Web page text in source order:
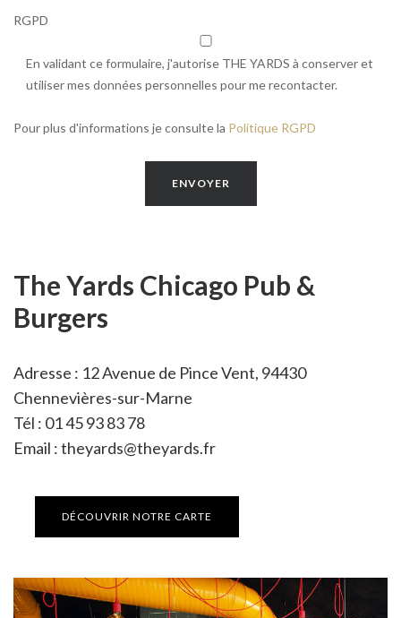
RGPD
En validant ce formulaire, j'autorise THE YARDS à conserver et
utiliser mes données personnelles pour me recontacter.
Pour plus d'informations je consulte la Politique RGPD
The Yards Chicago Pub &
Burgers
Adresse : 12 Avenue de Pince Vent, 94430
Chennevières-sur-Marne
Tél : 01 45 93 83 78
Email :theyards@theyards.fr
DÉCOUVRIR NOTRE CARTE